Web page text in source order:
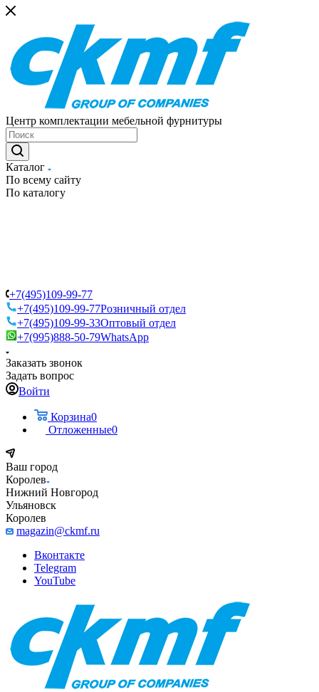
Центр комплектации мебельной фурнитуры
Каталог
По всему сайту
По каталогу
+7(495)109-99-77
+7(495)109-99-77Розничный отдел
+7(495)109-99-33Оптовый отдел
+7(995)888-50-79WhatsApp
Заказать звонок
Задать вопрос
Войти
Корзина0
Отложенные0
Ваш город
Королев
Нижний Новгород
Ульяновск
Королев
magazin@ckmf.ru
Вконтакте
Telegram
YouTube